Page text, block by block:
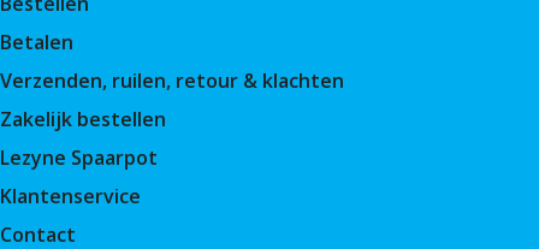
Betalen
Verzenden, ruilen, retour & klachten
Zakelijk bestellen
Lezyne Spaarpot
Klantenservice
Contact